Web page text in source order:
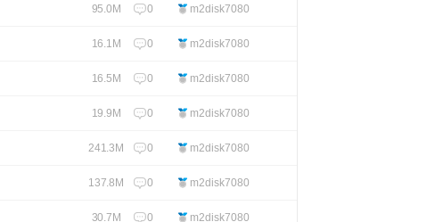
95.0M 0 m2disk7080
16.1M 0 m2disk7080
16.5M 0 m2disk7080
19.9M 0 m2disk7080
241.3M 0 m2disk7080
137.8M 0 m2disk7080
30.7M 0 m2disk7080